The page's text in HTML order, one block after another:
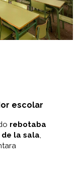
escolar
rebotaba
la sala,